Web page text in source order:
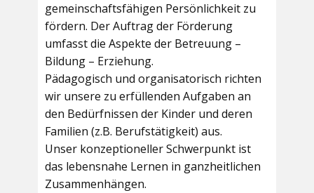
gemeinschaftsfähigen Persönlichkeit zu
fördern. Der Auftrag der Förderung
umfasst die Aspekte der Betreuung –
Bildung – Erziehung.
Pädagogisch und organisatorisch richten
wir unsere zu erfüllenden Aufgaben an
den Bedürfnissen der Kinder und deren
Familien (z.B. Berufstätigkeit) aus.
Unser konzeptioneller Schwerpunkt ist
das lebensnahe Lernen in ganzheitlichen
Zusammenhängen.